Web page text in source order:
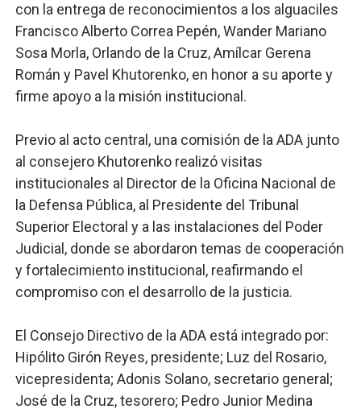
con la entrega de reconocimientos a los alguaciles
Francisco Alberto Correa Pepén, Wander Mariano
Sosa Morla, Orlando de la Cruz, Amílcar Gerena
Román y Pavel Khutorenko, en honor a su aporte y
firme apoyo a la misión institucional.
Previo al acto central, una comisión de la ADA junto
al consejero Khutorenko realizó visitas
institucionales al Director de la Oficina Nacional de
la Defensa Pública, al Presidente del Tribunal
Superior Electoral y a las instalaciones del Poder
Judicial, donde se abordaron temas de cooperación
y fortalecimiento institucional, reafirmando el
compromiso con el desarrollo de la justicia.
El Consejo Directivo de la ADA está integrado por:
Hipólito Girón Reyes, presidente; Luz del Rosario,
vicepresidenta; Adonis Solano, secretario general;
José de la Cruz, tesorero; Pedro Junior Medina